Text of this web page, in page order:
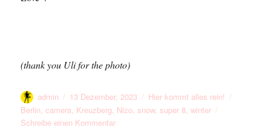
(thank you Uli for the photo)
Autor
admin
Veröffentlicht
am
13 Dezember, 2023 Kategorien
Hier kommt alles rein!
Berlin,camera, Kreuzberg, Nizo,snow,super 8,winter
Schreibe einen Kommentarzu